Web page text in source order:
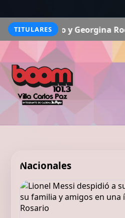
TITULARES
y Georgina Rodríguez para
Nacionales